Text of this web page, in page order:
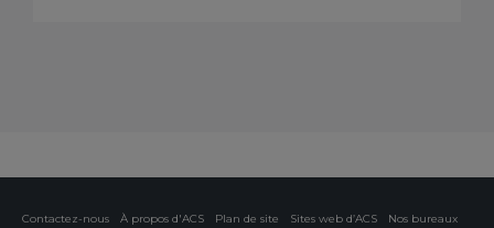
Contactez-nous À propos d'ACS Plan de site Sites web d’ACS Nos bureaux